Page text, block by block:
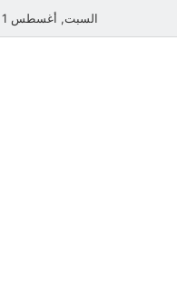
السبت, أغسطس 1 2026